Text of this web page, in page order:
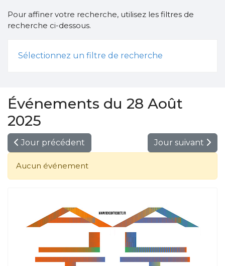
Pour affiner votre recherche, utilisez les filtres de
recherche ci-dessous.
Sélectionnez un filtre de recherche
Événements du 28 Août
2025
Jour précédent Jour suivant
Aucun événement